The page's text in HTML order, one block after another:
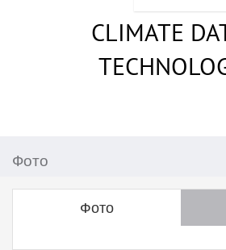
CLIMATE
Фото
Фото